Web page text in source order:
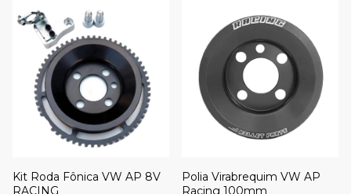
Kit Roda Fônica VW AP 8V
Polia Virabrequim VW AP